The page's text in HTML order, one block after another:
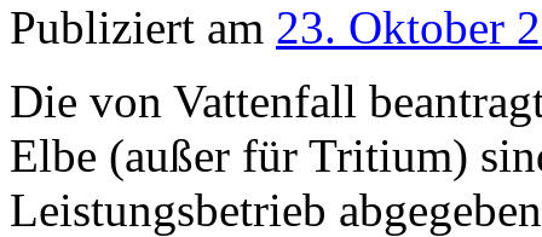
Publiziert am 23. Oktober
Die von Vattenfall
Elbe (außer für Tritium)
Leistungsbetrieb